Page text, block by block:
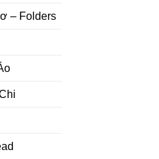
– Folders